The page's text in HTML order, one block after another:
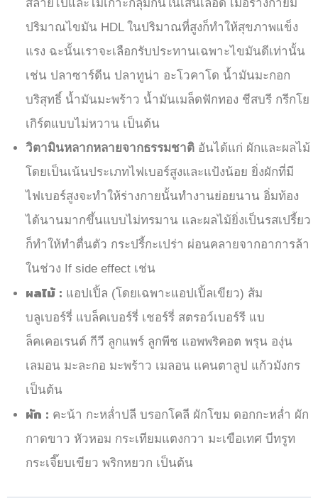
สลายไปและไม่เกาะกลุ่มกันในเส้นเลือด เมื่อร่างกายมี
ปริมาณไขมัน HDL ในปริมาณที่สูงก็ทำให้สุขภาพแข็ง
แรง ฉะนั้นเราจะเลือกรับประทานเฉพาะไขมันดีเท่านั้น
เช่น ปลาซาร์ดีน ปลาทูน่า อะโวคาโด น้ำมันมะกอก
บริสุทธิ์ น้ำมันมะพร้าว น้ำมันเมล็ดฟักทอง ชีสบรี กรีกโย
เกิร์ตแบบไม่หวาน เป็นต้น
วิตามินหลากหลายจากธรรมชาติ อันได้แก่ ผักและผลไม้
โดยเป็นเน้นประเภทไฟเบอร์สูงและแป้งน้อย ยิ่งผักที่มี
ไฟเบอร์สูงจะทำให้ร่างกายนั้นทำงานย่อยนาน อิ่มท้อง
ได้นานมากขึ้นแบบไม่ทรมาน และผลไม้ยิ่งเป็นรสเปรี้ยว
ก็ทำให้ทำตื่นตัว กระปรี้กะเปร่า ผ่อนคลายจากอาการล้า
ในช่วง If side effect เช่น
ผลไม้ : แอปเปิ้ล (โดยเฉพาะแอปเปิ้ลเขียว) ส้ม
บลูเบอร์รี่ แบล็คเบอร์รี่ เชอร์รี่ สตรอว์เบอร์รี แบ
ล็คเคอเรนต์ กีวี ลูกแพร์ ลูกพีช แอพพริคอต พรุน องุ่น
เลมอน มะละกอ มะพร้าว เมลอน แคนตาลูป แก้วมังกร
เป็นต้น
ผัก : คะน้า กะหล่ำปลี บรอกโคลี ผักโขม ดอกกะหล่ำ ผัก
กาดขาว หัวหอม กระเทียมแตงกวา มะเขือเทศ บีทรูท
กระเจี๊ยบเขียว พริกหยวก เป็นต้น